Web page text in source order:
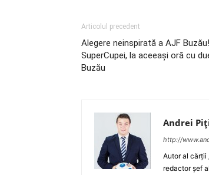
Articolul precedent
Alegere neinspirată a AJF
SuperCupei, la aceeaşi oră cu
Buzău
Andrei
http://
Autor al cărţii
redactor şef